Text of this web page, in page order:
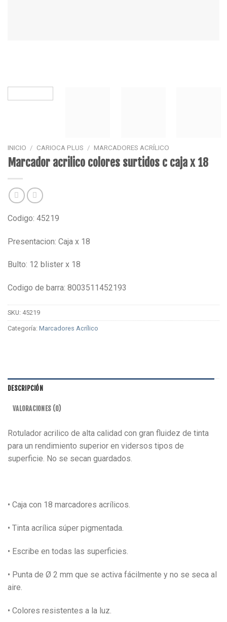
INICIO / CARIOCA PLUS / MARCADORES ACRÍLICO
Marcador acrilico colores surtidos c caja x 18
Codigo: 45219
Presentacion: Caja x 18
Bulto: 12 blister x 18
Codigo de barra: 8003511452193
SKU: 45219
Categoría: Marcadores Acrílico
DESCRIPCIÓN
VALORACIONES (0)
Rotulador acrilico de alta calidad con gran fluidez de tinta
para un rendimiento superior en vidersos tipos de
superficie. No se secan guardados.
• Caja con 18 marcadores acrílicos.
• Tinta acrílica súper pigmentada.
• Escribe en todas las superficies.
• Punta de Ø 2 mm que se activa fácilmente y no se seca al
aire.
• Colores resistentes a la luz.